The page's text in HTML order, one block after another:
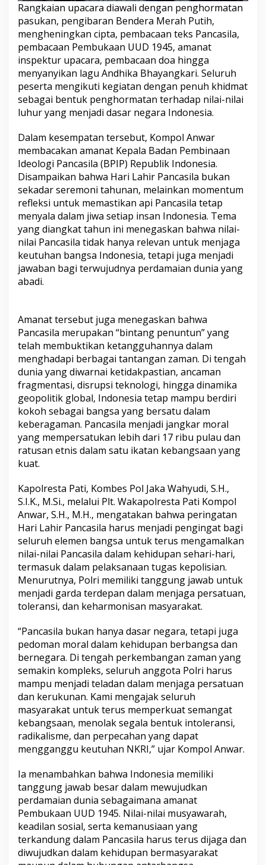
Rangkaian upacara diawali dengan penghormatan
pasukan, pengibaran Bendera Merah Putih,
mengheningkan cipta, pembacaan teks Pancasila,
pembacaan Pembukaan UUD 1945, amanat
inspektur upacara, pembacaan doa hingga
menyanyikan lagu Andhika Bhayangkari. Seluruh
peserta mengikuti kegiatan dengan penuh khidmat
sebagai bentuk penghormatan terhadap nilai-nilai
luhur yang menjadi dasar negara Indonesia.
Dalam kesempatan tersebut, Kompol Anwar
membacakan amanat Kepala Badan Pembinaan
Ideologi Pancasila (BPIP) Republik Indonesia.
Disampaikan bahwa Hari Lahir Pancasila bukan
sekadar seremoni tahunan, melainkan momentum
refleksi untuk memastikan api Pancasila tetap
menyala dalam jiwa setiap insan Indonesia. Tema
yang diangkat tahun ini menegaskan bahwa nilai-
nilai Pancasila tidak hanya relevan untuk menjaga
keutuhan bangsa Indonesia, tetapi juga menjadi
jawaban bagi terwujudnya perdamaian dunia yang
abadi.
Amanat tersebut juga menegaskan bahwa
Pancasila merupakan “bintang penuntun” yang
telah membuktikan ketangguhannya dalam
menghadapi berbagai tantangan zaman. Di tengah
dunia yang diwarnai ketidakpastian, ancaman
fragmentasi, disrupsi teknologi, hingga dinamika
geopolitik global, Indonesia tetap mampu berdiri
kokoh sebagai bangsa yang bersatu dalam
keberagaman. Pancasila menjadi jangkar moral
yang mempersatukan lebih dari 17 ribu pulau dan
ratusan etnis dalam satu ikatan kebangsaan yang
kuat.
Kapolresta Pati, Kombes Pol Jaka Wahyudi, S.H.,
S.I.K., M.Si., melalui Plt. Wakapolresta Pati Kompol
Anwar, S.H., M.H., mengatakan bahwa peringatan
Hari Lahir Pancasila harus menjadi pengingat bagi
seluruh elemen bangsa untuk terus mengamalkan
nilai-nilai Pancasila dalam kehidupan sehari-hari,
termasuk dalam pelaksanaan tugas kepolisian.
Menurutnya, Polri memiliki tanggung jawab untuk
menjadi garda terdepan dalam menjaga persatuan,
toleransi, dan keharmonisan masyarakat.
“Pancasila bukan hanya dasar negara, tetapi juga
pedoman moral dalam kehidupan berbangsa dan
bernegara. Di tengah perkembangan zaman yang
semakin kompleks, seluruh anggota Polri harus
mampu menjadi teladan dalam menjaga persatuan
dan kerukunan. Kami mengajak seluruh
masyarakat untuk terus memperkuat semangat
kebangsaan, menolak segala bentuk intoleransi,
radikalisme, dan perpecahan yang dapat
mengganggu keutuhan NKRI,” ujar Kompol Anwar.
Ia menambahkan bahwa Indonesia memiliki
tanggung jawab besar dalam mewujudkan
perdamaian dunia sebagaimana amanat
Pembukaan UUD 1945. Nilai-nilai musyawarah,
keadilan sosial, serta kemanusiaan yang
terkandung dalam Pancasila harus terus dijaga dan
diwujudkan dalam kehidupan bermasyarakat